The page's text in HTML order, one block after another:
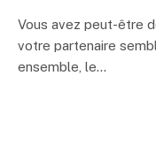
Vous avez peut-être
votre partenaire
ensemble, le…